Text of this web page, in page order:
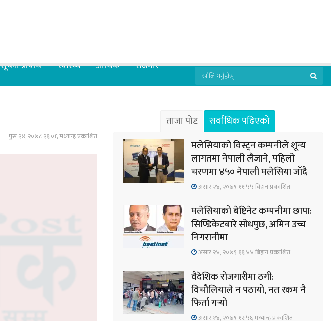
सूचना प्रबिधि स्वास्थ्य आर्थिक
रोजगार
पुस २४, २०७८ २१;०६ मध्यान्ह प्रकाशित
ताजा पोष्ट
सर्वाधिक पढिएको
मलेसियाको विस्ट्रन कम्पनीले शून्य
लागतमा नेपाली लैजाने, पहिलो
चरणमा ४५० नेपाली मलेसिया जाँदै
असार २४, २०७९ ११;५५ बिहान प्रकाशित
मलेसियाको बेष्टिनेट कम्पनीमा छापा:
सिण्डिकेटबारे सोधपुछ, अमिन उच्च
निगरानीमा
असार २४, २०७९ ११;४४ बिहान प्रकाशित
वैदेशिक रोजगारीमा ठगी:
विचौलियाले न पठायो, नत रकम नै
फिर्ता गर्‍यो
असार १४, २०७९ १२;५६ मध्यान्ह प्रकाशित